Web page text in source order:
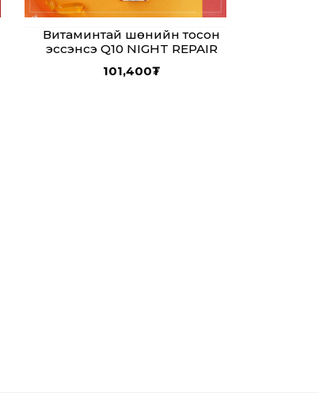
Витаминтай шөнийн тосон
эссэнсэ Q10 NIGHT REPAIR
101,400₮